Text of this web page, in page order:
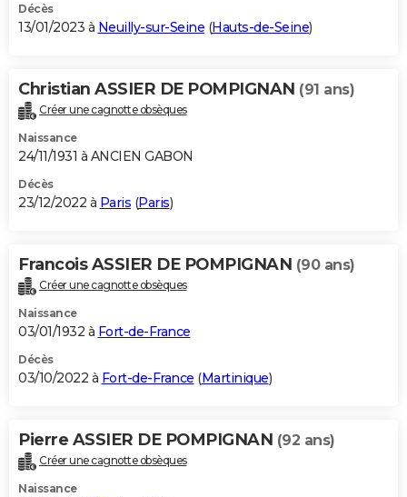
Décès
13/01/2023 à Neuilly-sur-Seine (Hauts-de-Seine)
Christian ASSIER DE POMPIGNAN (91 ans)
Créer une cagnotte obsèques
Naissance
24/11/1931 à ANCIEN GABON
Décès
23/12/2022 à Paris (Paris)
Francois ASSIER DE POMPIGNAN (90 ans)
Créer une cagnotte obsèques
Naissance
03/01/1932 à Fort-de-France
Décès
03/10/2022 à Fort-de-France (Martinique)
Pierre ASSIER DE POMPIGNAN (92 ans)
Créer une cagnotte obsèques
Naissance